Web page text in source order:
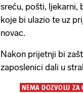
sreću, pošti, ljekarni,
koje bi ulazio te uz
novac.
Nakon prijetnji bi
zaposlenici dali u
NEMA DOZVOLU ZA